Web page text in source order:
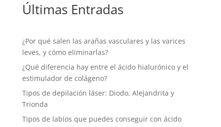
Últimas Entradas
¿Por qué salen las arañas vasculares y las varices
leves, y cómo eliminarlas?
¿Qué diferencia hay entre el ácido hialurónico y el
estimulador de colágeno?
Tipos de depilación láser: Diodo, Alejandrita y
Trionda
Tipos de labios que puedes conseguir con ácido